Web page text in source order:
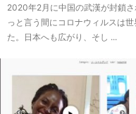
2020年2月に中国の武漢が封鎖
っと言う間にコロナウィルスは
た。日本へも広がり、そし ...